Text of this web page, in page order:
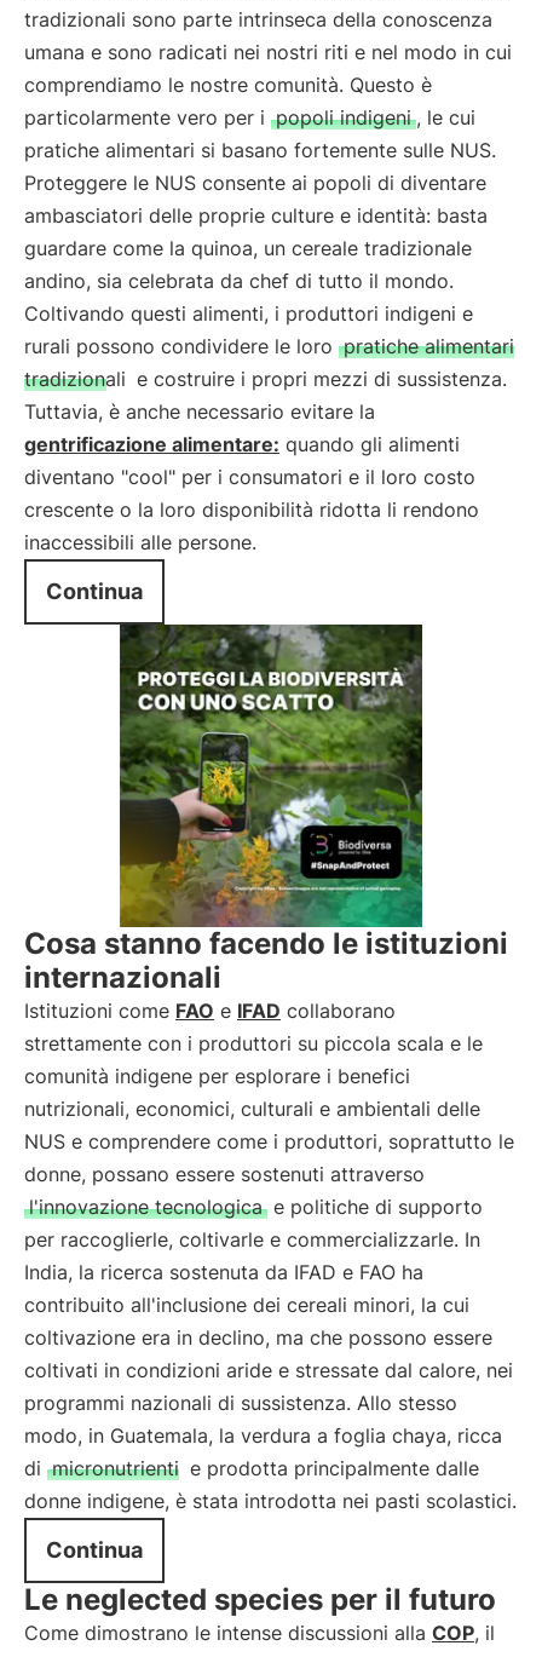
tradizionali sono parte intrinseca della conoscenza
umana e sono radicati nei nostri riti e nel modo in cui
comprendiamo le nostre comunità. Questo è
particolarmente vero per i popoli indigeni , le cui
pratiche alimentari si basano fortemente sulle NUS.
Proteggere le NUS consente ai popoli di diventare
ambasciatori delle proprie culture e identità: basta
guardare come la quinoa, un cereale tradizionale
andino, sia celebrata da chef di tutto il mondo.
Coltivando questi alimenti, i produttori indigeni e
rurali possono condividere le loro pratiche alimentari
tradizionali e costruire i propri mezzi di sussistenza.
Tuttavia, è anche necessario evitare la
gentrificazione alimentare: quando gli alimenti
diventano "cool" per i consumatori e il loro costo
crescente o la loro disponibilità ridotta li rendono
inaccessibili alle persone.
Continua
Cosa stanno facendo le istituzioni
internazionali
Istituzioni come FAO e IFAD collaborano
strettamente con i produttori su piccola scala e le
comunità indigene per esplorare i benefici
nutrizionali, economici, culturali e ambientali delle
NUS e comprendere come i produttori, soprattutto le
donne, possano essere sostenuti attraverso
l'innovazione tecnologica e politiche di supporto
per raccoglierle, coltivarle e commercializzarle. In
India, la ricerca sostenuta da IFAD e FAO ha
contribuito all'inclusione dei cereali minori, la cui
coltivazione era in declino, ma che possono essere
coltivati in condizioni aride e stressate dal calore, nei
programmi nazionali di sussistenza. Allo stesso
modo, in Guatemala, la verdura a foglia chaya, ricca
di micronutrienti e prodotta principalmente dalle
donne indigene, è stata introdotta nei pasti scolastici.
Continua
Le neglected species per il futuro
Come dimostrano le intense discussioni alla COP, il